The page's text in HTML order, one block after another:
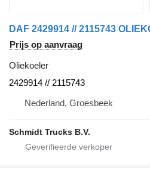
Prijs op aanvraag
Oliekoeler
2429914 // 2115743
Nederland, Groesbeek
Schmidt Trucks B.V.